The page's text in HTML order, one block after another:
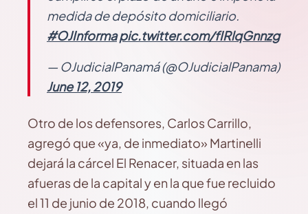
medida de depósito domiciliario.
#OJInformapic.twitter.com/fIRlqGnnzg
— OJudicialPanamá (@OJudicialPanama)
June 12, 2019
Otro de los defensores, Carlos Carrillo,
agregó que «ya, de inmediato» Martinelli
dejará la cárcel El Renacer, situada en las
afueras de la capital y en la que fue recluido
el 11 de junio de 2018, cuando llegó